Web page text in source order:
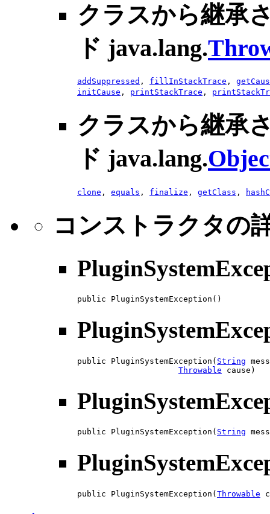
クラスから継承
ド java.lang.
addSuppressed , fillInStackTrace ,
initCause , printStackTrace ,
クラスから継承
ド java.lang.
clone , equals , finalize , getClass ,
コンストラクタの
public PluginSystemException()
public PluginSystemException( String
Throwable cause)
public PluginSystemException( String
public PluginSystemException(Throwable